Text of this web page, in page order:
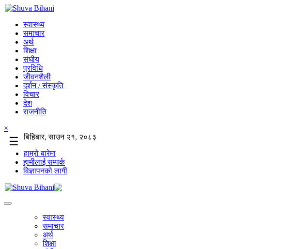
स्वास्थ्य
समाचार
अर्थ
शिक्षा
संघीय
प्रविधि
जीवनशैली
दर्शन / संस्कृति
विचार
देश
राजनीति
×
☰
बिहिबार, साउन २१, २०८३
हाम्रो बारेमा
हामीलाई सम्पर्क
विज्ञापनको लागी
स्वास्थ्य
समाचार
अर्थ
शिक्षा